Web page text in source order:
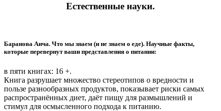
Естественные науки.
Баранова Анча. Что мы знаем (и не знаем о еде). Научные факты,
которые перевернут ваши представления о питании:
в пяти книгах: 16 +.
Книга разрушает множество стереотипов о вредности и
пользе разнообразных продуктов, показывает риски самых
распространённых диет, даёт пищу для размышлений и
стимул для осмысленного подхода к питанию.